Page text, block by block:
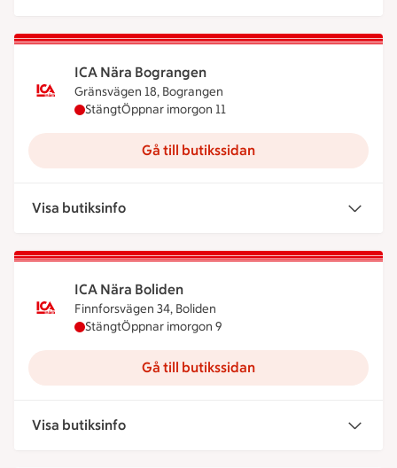
ICA Nära Bograngen
Gränsvägen 18, Bograngen
ICA Nära Bograngen har stängt idag, öppnar
StängtÖppnar imorgon 11
Gå till butikssidan
Visa butiksinfo
ICA Nära Boliden
Finnforsvägen 34, Boliden
ICA Nära Boliden har stängt idag, öppnar
StängtÖppnar imorgon 9
Gå till butikssidan
Visa butiksinfo